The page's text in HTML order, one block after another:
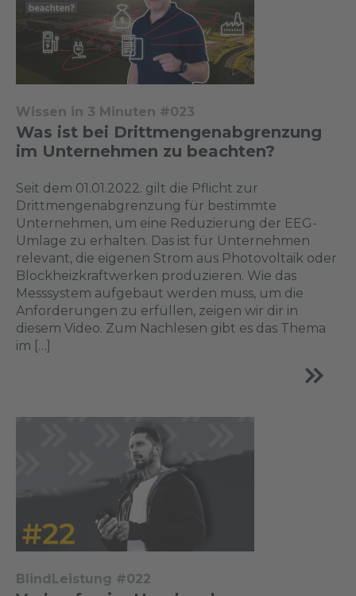
Wissen in 3 Minuten #023
Was ist bei Drittmengenabgrenzung
im Unternehmen zu beachten?
Seit dem 01.01.2022. gilt die Pflicht zur
Drittmengenabgrenzung für bestimmte
Unternehmen, um eine Reduzierung der EEG-
Umlage zu erhalten. Das ist für Unternehmen
relevant, die eigenen Strom aus Photovoltaik oder
Blockheizkraftwerken produzieren. Wie das
Messsystem aufgebaut werden muss, um die
Anforderungen zu erfüllen, zeigen wir dir in
diesem Video. Zum Nachlesen gibt es das Thema
im […]
BlindLeistung #022